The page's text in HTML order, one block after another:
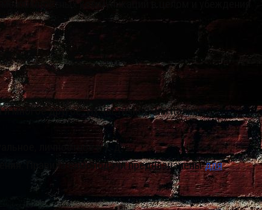
коммуникаций в целом и убеждения
многое другое. Их частичное или полное
личностное и т. д.
Правила самоподачи предназначеныдля